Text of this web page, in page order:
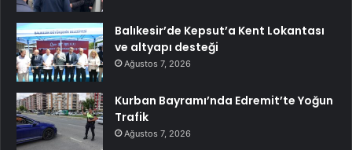
Balıkesir’de Kepsut’a Kent Lokantası
ve altyapı desteği
Ağustos 7, 2026
Kurban Bayramı’nda Edremit’te Yoğun
Trafik
Ağustos 7, 2026